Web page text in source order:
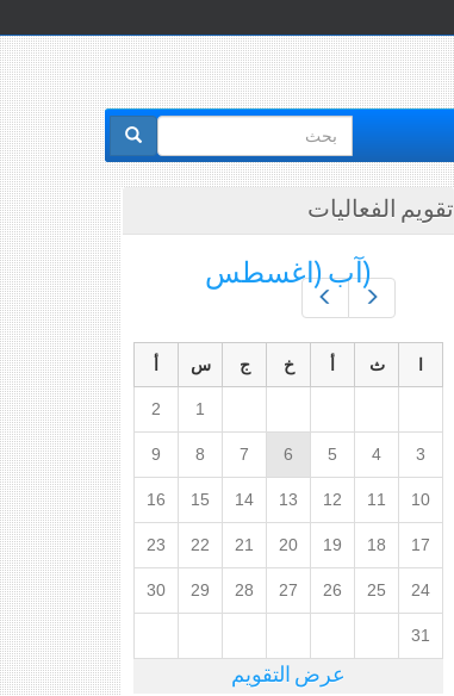
استمارة
البحث
تقويم الفعاليات
(آب (اغسطس
ث خ ج س
1
2
3
4
5
6
7
8
9
10
11
12
13
14
15
16
17
18
19
20
21
22
23
24
25
26
27
28
29
30
31
عرض التقويم